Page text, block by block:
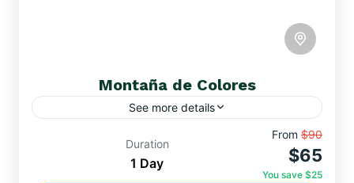
Montaña de Colores
See more details
Descubre la magia de la Montaña de Colores, un
espectáculo natural a más de 5,000 m.s.n.m.
donde la tierra se viste de rojo, verde, amarillo...
Duration
1 Day
From $90
$65
You save $25